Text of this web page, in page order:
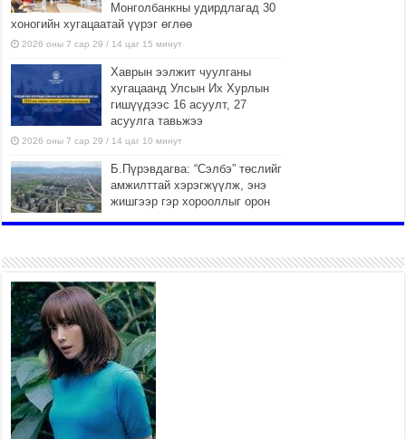
Монголбанкны удирдлагад 30
хоногийн хугацаатай үүрэг өглөө
2026 оны 7 сар 29 / 14 цаг 15 минут
Хаврын ээлжит чуулганы
хугацаанд Улсын Их Хурлын
гишүүдээс 16 асуулт, 27
асуулга тавьжээ
2026 оны 7 сар 29 / 14 цаг 10 минут
Б.Пүрэвдагва: “Сэлбэ” төслийг
амжилттай хэрэгжүүлж, энэ
жишгээр гэр хорооллыг орон
Иргэд нийгмийн харилцаа,
хөдөлмөр эрхлэхэд
тулгамдаж буй асуудлаа УИХ-
ын гишүүнд уламжиллаа
2026 оны 7 сар 29 / 9 цаг 52 минут
“СМАРТ СЭЛБЭ СИТИ”-Г
ЗОРИЛТОТ БҮЛЭГТ ХҮРГЭХ
ХҮРЭЭНД МКВ-ИЙН ҮНИЙГ
БУУЛГАХ ҮҮРЭГ ӨГӨВ
2026 оны 7 сар 28 / 16 цаг 47 минут